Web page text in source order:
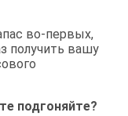
во-первых,
получить вашу
подгоняйте?